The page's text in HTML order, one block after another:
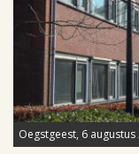
Oegstgeest, 6 augustus